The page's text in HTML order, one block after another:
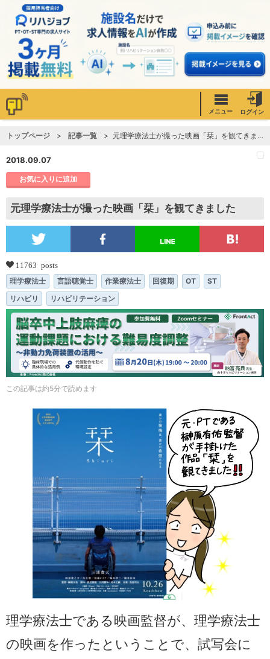
メニュー ログイン
トップページ 記事一覧 元理学療法士が撮った映画「栞」を観てきました
2018.09.07
お気に入りに追加
元理学療法士が撮った映画「栞」を観てきました
11763 posts
理学療法士 言語聴覚士 作業療法士 回復期 OT
ST
リハビリ
リハビリテーション
この記事は約5分で読めます
理学療法士である映画監督が、理学療法士
の映画を作ったということで、試写会に